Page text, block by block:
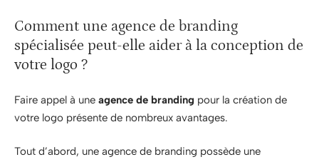
Comment une agence de branding
spécialisée peut-elle aider à la conception de
votre logo ?
Faire appel à une agence de branding pour la création de
votre logo présente de nombreux avantages.
Tout d’abord, une agence de branding possède une